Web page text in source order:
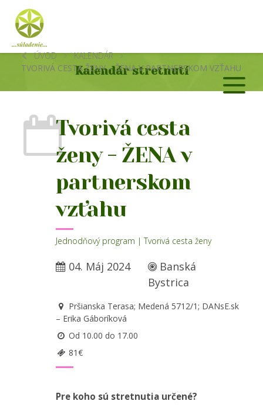
ÚVOD
KALENDÁR
TVORIVÁ CESTA ŽENY – ŽENA V PARTNERSKOM VZŤAHU
Kalendár stretnutí
Tvorivá cesta
ženy - ŽENA v
partnerskom
vzťahu
Jednodňový program | Tvorivá cesta ženy
04. Máj 2024
Banská
Bystrica
Pršianska Terasa; Medená 5712/1; DANsE.sk
– Erika Gáboríková
Od 10.00 do 17.00
81€
Pre koho sú stretnutia určené?